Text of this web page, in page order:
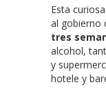
Esta
al gobierno
tres
alcohol,
y
hotele y